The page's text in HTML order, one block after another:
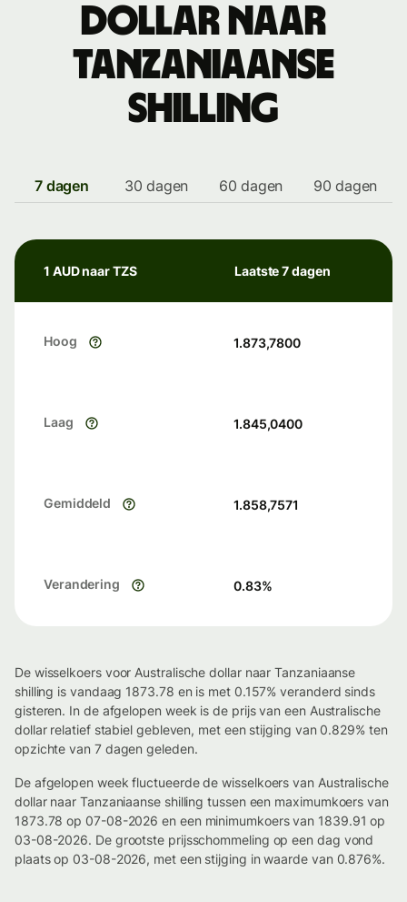
dollar naar
Tanzaniaanse
shilling
7 dagen 30 dagen 60 dagen 90 dagen
1 AUD naar TZS Laatste 7 dagen
Hoog 1.873,7800
Laag 1.845,0400
Gemiddeld 1.858,7571
Verandering 0.83%
De wisselkoers voor Australische dollar naar Tanzaniaanse
shilling is vandaag 1873.78 en is met 0.157% veranderd sinds
gisteren. In de afgelopen week is de prijs van een Australische
dollar relatief stabiel gebleven, met een stijging van 0.829% ten
opzichte van 7 dagen geleden.
De afgelopen week fluctueerde de wisselkoers van Australische
dollar naar Tanzaniaanse shilling tussen een maximumkoers van
1873.78 op 07-08-2026 en een minimumkoers van 1839.91 op
03-08-2026. De grootste prijsschommeling op een dag vond
plaats op 03-08-2026, met een stijging in waarde van 0.876%.